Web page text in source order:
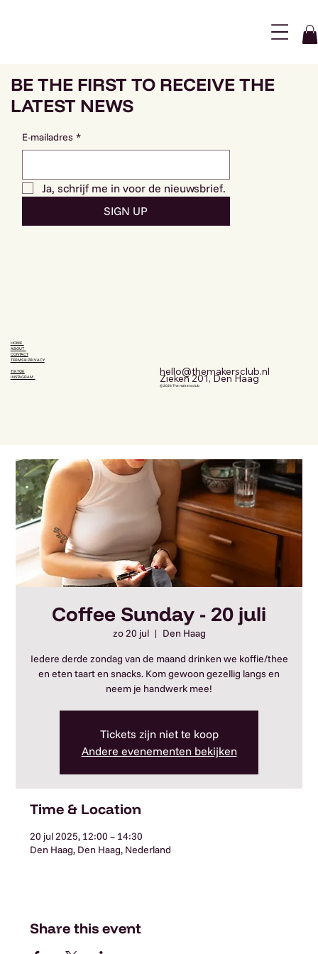
Menu
Coffee Sunday - 20 juli
zo 20 jul
  |
Den Haag
Iedere derde zondag van de maand drinken we koffie/thee
en eten taart en snacks. Kom gewoon gezellig langs en
neem je handwerk mee!
Tickets zijn niet te koop
Andere evenementen bekijken
Time & Location
20 jul 2025, 12:00 – 14:30
Den Haag, Den Haag, Nederland
Share this event
BE THE FIRST TO RECEIVE THE
LATEST NEWS
HOME
ABOUT
CONTACT
TERMS & PRIVACY
TIKTOK
INSTAGRAM
hello@themakersclub.nl
Zieken 201, Den Haag
© 2026 The makers club
E-mailadres *
Ja, schrijf me in voor de nieuwsbrief.
SIGN UP